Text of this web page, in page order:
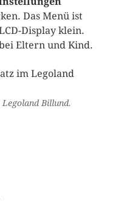
Das Menü ist
Display klein.
Eltern und Kind.
Billund.